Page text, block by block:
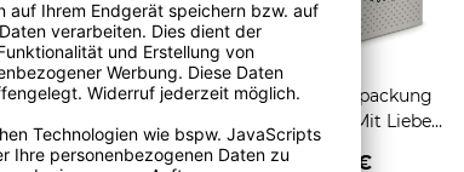
Geschenkverpackung
für Tassen - Mit Liebe
geschenkt
2,95 €